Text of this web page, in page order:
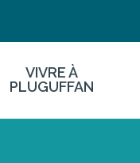
VIVRE À
PLUGUFFAN